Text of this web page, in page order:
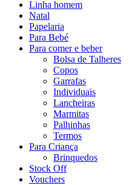
Linha homem
Natal
Papelaria
Para Bebé
Para comer e beber
Bolsa de Talheres
Copos
Garrafas
Individuais
Lancheiras
Marmitas
Palhinhas
Termos
Para Criança
Brinquedos
Stock Off
Vouchers